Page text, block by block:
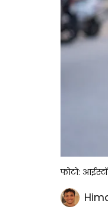
फोटो: